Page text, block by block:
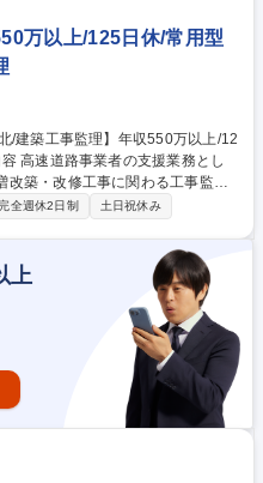
万以上/125日休/常用型
改築・改修工事に関わる工事監督
場で専門技術的なサポートを行
務 ■発注者の意向を踏まえた専門
先機関等への常駐 【業務内容の
全週休2日制 土日祝休み
上